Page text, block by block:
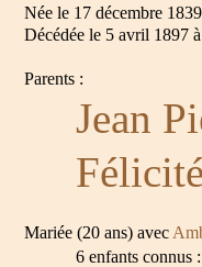
Née le 17 décembre
Décédée le 5 avril 1897 à
Parents :
Jean
Mariée (20 ans) avec
6 enfants connus :